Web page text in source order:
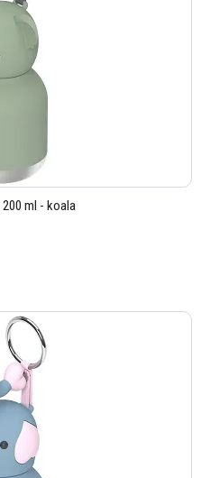
ml - koala